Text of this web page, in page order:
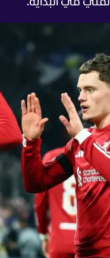
في البداية.